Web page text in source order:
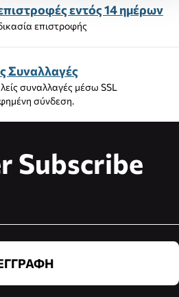
εντός 14 ημέρων
επιστροφής
Συναλλαγές
συναλλαγές μέσω SSL
σύνδεση.
Subscribe